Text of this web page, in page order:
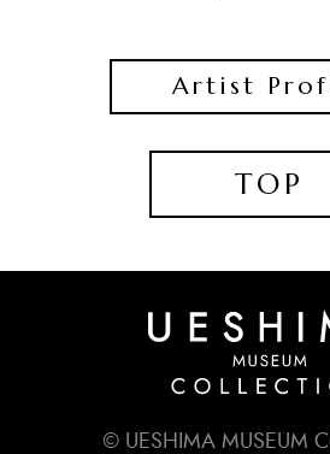
Artist
TOP
© UESHIMA MUSEUM